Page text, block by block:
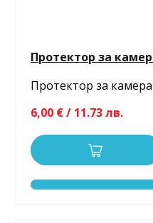
Протектор за
Протектор за
6,00 € / 11.73 лв.